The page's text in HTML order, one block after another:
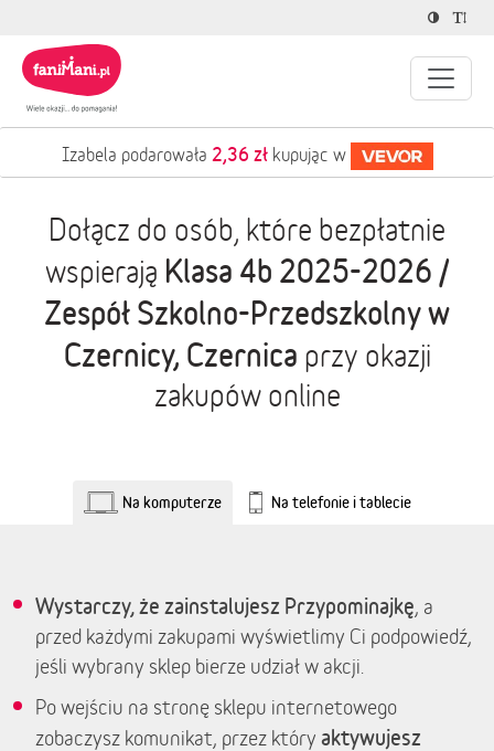
Izabela podarowała 2,36 złkupując w
Dołącz do osób, które bezpłatnie
wspierają Klasa 4b 2025-2026 /
Zespół Szkolno-Przedszkolny w
Czernicy, Czernica przy okazji
zakupów online
Na komputerze Na telefonie i tablecie
Wystarczy, że zainstalujesz Przypominajkę, a
przed każdymi zakupami wyświetlimy Ci podpowiedź,
jeśli wybrany sklep bierze udział w akcji.
Po wejściu na stronę sklepu internetowego
zobaczysz komunikat, przez który aktywujesz